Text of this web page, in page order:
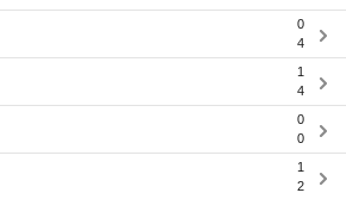
0
4
1
4
0
0
1
2